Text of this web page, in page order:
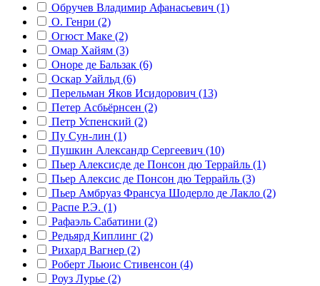
Обручев Владимир Афанасьевич (1)
О. Генри (2)
Огюст Маке (2)
Омар Хайям (3)
Оноре де Бальзак (6)
Оскар Уайльд (6)
Перельман Яков Исидорович (13)
Петер Асбьёрнсен (2)
Петр Успенский (2)
Пу Сун-лин (1)
Пушкин Александр Сергеевич (10)
Пьер Алексисде де Понсон дю Террайль (1)
Пьер Алексис де Понсон дю Террайль (3)
Пьер Амбруаз Франсуа Шодерло де Лакло (2)
Распе Р.Э. (1)
Рафаэль Сабатини (2)
Редьярд Киплинг (2)
Рихард Вагнер (2)
Роберт Льюис Стивенсон (4)
Роуз Лурье (2)